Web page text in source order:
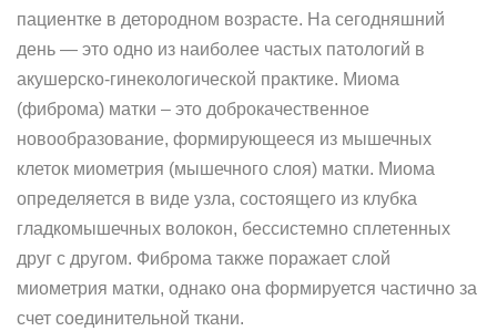
пациентке в детородном возрасте. На сегодняшний
день — это одно из наиболее частых патологий в
акушерско-гинекологической практике. Миома
(фиброма) матки – это доброкачественное
новообразование, формирующееся из мышечных
клеток миометрия (мышечного слоя) матки. Миома
определяется в виде узла, состоящего из клубка
гладкомышечных волокон, бессистемно сплетенных
друг с другом. Фиброма также поражает слой
миометрия матки, однако она формируется частично за
счет соединительной ткани.